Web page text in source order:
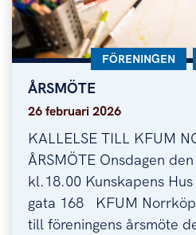
ÅRSMÖTE
ÅRSMÖTE
KATEGORI:
FÖRENINGEN
26 februari 2026
KALLELSE TILL KFUM
ÅRSMÖTE Onsdagen
kl.18.00 Kunskapens
gata 168 KFUM
till föreningens årsmöte